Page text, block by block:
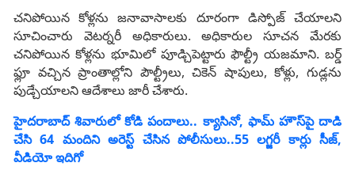
చనిపోయిన కోళ్లను జనావాసాలకు దూరంగా డిస్పోజ్ చేయాలని
సూచించారు వెటర్నరీ అధికారులు. అధికారుల సూచన మేరకు
చనిపోయిన కోళ్లను భూమిలో పూడ్చిపెట్టారు ఫౌల్ట్రీ యజమాని. బర్డ్
ఫ్లూ వచ్చిన ప్రాంతాల్లోని పౌల్ట్రీలు, చికెన్ షాపులు, కోళ్లు, గుడ్లను
పుడ్చేయాలని ఆదేశాలు జారీ చేశారు.
హైదరాబాద్‌ శివారులో కోడి పందాలు.. క్యాసినో, ఫామ్ హౌస్‌పై దాడి
చేసి 64 మందిని అరెస్ట్ చేసిన పోలీసులు..55 లగ్జరీ కార్లు సీజ్,
వీడియో ఇదిగో